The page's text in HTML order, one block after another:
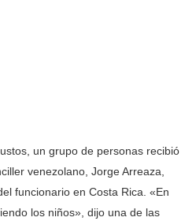
un grupo de personas recibió
venezolano, Jorge Arreaza,
funcionario en Costa Rica. «En
los niños», dijo una de las